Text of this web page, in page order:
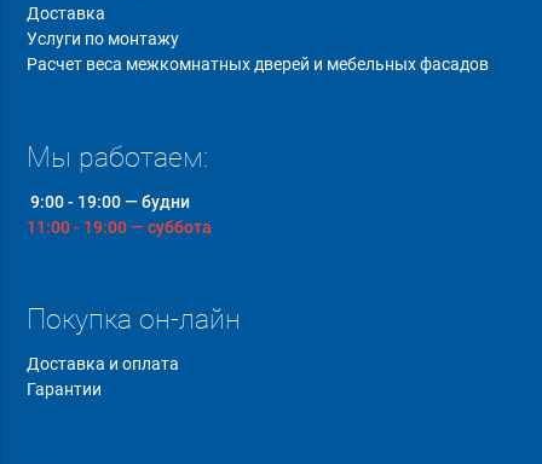
Доставка
Услуги по монтажу
Расчет веса межкомнатных дверей и мебельных фасадов
Мы работаем:
9:00 - 19:00 — будни
11:00 - 19:00 — суббота
Покупка он-лайн
Доставка и оплата
Гарантии